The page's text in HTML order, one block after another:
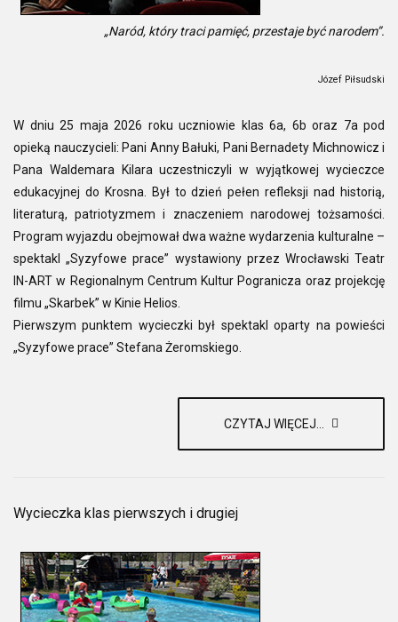
„Naród, który traci pamięć, przestaje być narodem”.
Józef Piłsudski
W dniu 25 maja 2026 roku uczniowie klas 6a, 6b oraz 7a pod
opieką nauczycieli: Pani Anny Bałuki, Pani Bernadety Michnowicz i
Pana Waldemara Kilara uczestniczyli w wyjątkowej wycieczce
edukacyjnej do Krosna. Był to dzień pełen refleksji nad historią,
literaturą, patriotyzmem i znaczeniem narodowej tożsamości.
Program wyjazdu obejmował dwa ważne wydarzenia kulturalne –
spektakl „Syzyfowe prace” wystawiony przez Wrocławski Teatr
IN-ART w Regionalnym Centrum Kultur Pogranicza oraz projekcję
filmu „Skarbek” w Kinie Helios.
Pierwszym punktem wycieczki był spektakl oparty na powieści
„Syzyfowe prace” Stefana Żeromskiego.
CZYTAJ WIĘCEJ...
Wycieczka klas pierwszych i drugiej